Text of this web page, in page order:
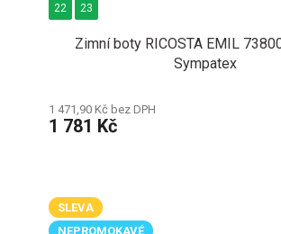
Zimní boty RICOSTA EMIL
Sympatex
1 471,90 Kč bez DPH
1 781 Kč
22 23
SLEVA
NEPROMOKAVÉ